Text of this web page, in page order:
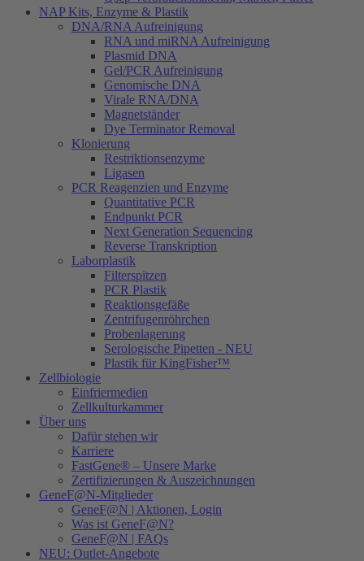
NAP Kits, Enzyme & Plastik
DNA/RNA Aufreinigung
RNA und miRNA Aufreinigung
Plasmid DNA
Gel/PCR Aufreinigung
Genomische DNA
Virale RNA/DNA
Magnetständer
Dye Terminator Removal
Klonierung
Restriktionsenzyme
Ligasen
PCR Reagenzien und Enzyme
Quantitative PCR
Endpunkt PCR
Next Generation Sequencing
Reverse Transkription
Laborplastik
Filterspitzen
PCR Plastik
Reaktionsgefäße
Zentrifugenröhrchen
Probenlagerung
Serologische Pipetten - NEU
Plastik für KingFisher™
Zellbiologie
Einfriermedien
Zellkulturkammer
Über uns
Dafür stehen wir
Karriere
FastGene® – Unsere Marke
Zertifizierungen & Auszeichnungen
GeneF@N-Mitglieder
GeneF@N | Aktionen, Login
Was ist GeneF@N?
GeneF@N | FAQs
NEU: Outlet-Angebote